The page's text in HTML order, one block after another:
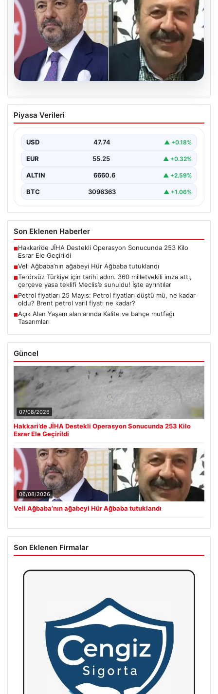
06.08.2026
Veli Ağbaba’nın ağabeyi Hür Ağbaba
tutuklandı
Piyasa Verileri
USD 47.74 ▲ +0.18%
EUR 55.25 ▲ +0.32%
ALTIN 6660.6 ▲ +2.59%
BTC 3096363 ▲ +1.06%
Son Eklenen Haberler
■Hakkari’de JİHA Destekli Operasyon Sonucunda 253 Kilo
Esrar Ele Geçirildi
■Veli Ağbaba’nın ağabeyi Hür Ağbaba tutuklandı
■Terörsüz Türkiye için tarihi adım. 360 milletvekili imza attı,
çerçeve yasa teklifi Meclis’e sunuldu! İşte ayrıntılar
■Petrol fiyatları 25 Mayıs: Petrol fiyatları düştü mü, ne kadar
oldu? Brent petrol varil fiyatı ne kadar?
■Açık Alan Yaşam alanlarında Kalite ve bahçe mutfağı
Tasarımları
Güncel
07/08/2026
Hakkari’de JİHA Destekli Operasyon Sonucunda 253 Kilo
Esrar Ele Geçirildi
06/08/2026
Veli Ağbaba’nın ağabeyi Hür Ağbaba tutuklandı
Son Eklenen Firmalar